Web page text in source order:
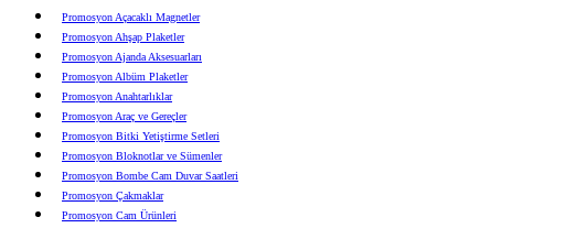
Promosyon Açacaklı Magnetler
Promosyon Ahşap Plaketler
Promosyon Ajanda Aksesuarları
Promosyon Albüm Plaketler
Promosyon Anahtarlıklar
Promosyon Araç ve Gereçler
Promosyon Bitki Yetiştirme Setleri
Promosyon Bloknotlar ve Sümenler
Promosyon Bombe Cam Duvar Saatleri
Promosyon Çakmaklar
Promosyon Cam Ürünleri